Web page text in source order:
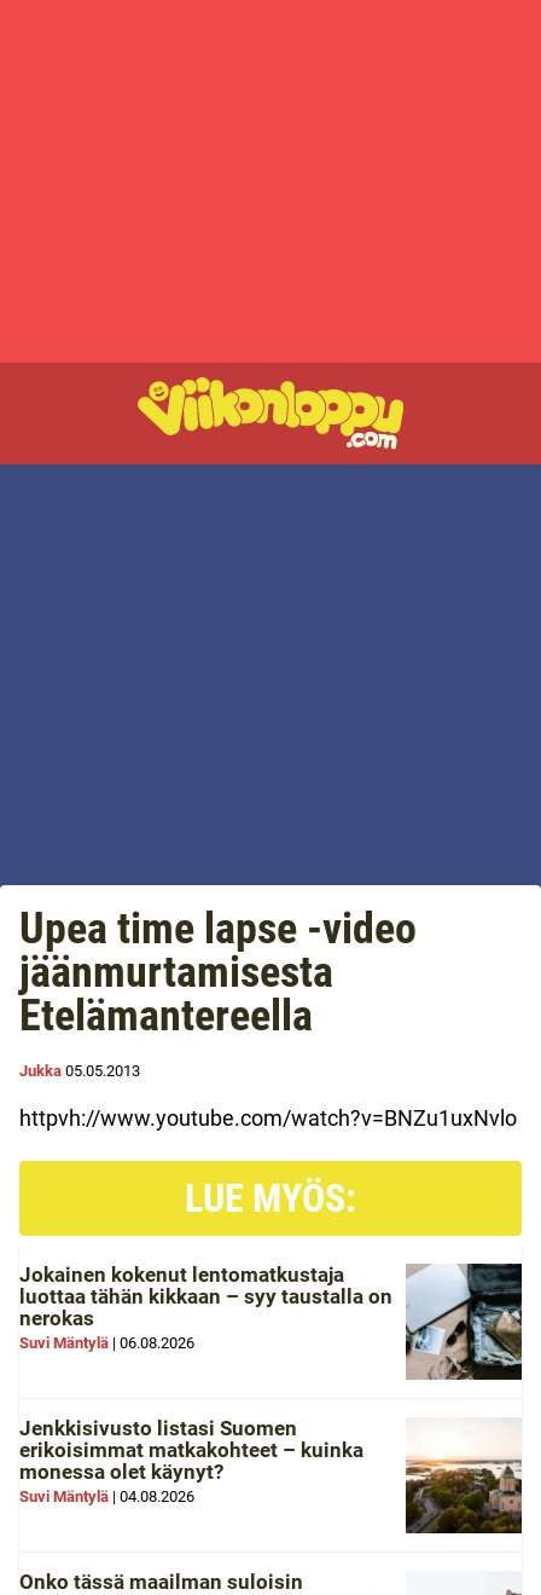
Upea time lapse -video
jäänmurtamisesta
Etelämantereella
Jukka 05.05.2013
httpvh://www.youtube.com/watch?v=BNZu1uxNvlo
LUE MYÖS:
Jokainen kokenut lentomatkustaja
luottaa tähän kikkaan – syy taustalla on
nerokas
Suvi Mäntylä | 06.08.2026
Jenkkisivusto listasi Suomen
erikoisimmat matkakohteet – kuinka
monessa olet käynyt?
Suvi Mäntylä | 04.08.2026
Onko tässä maailman suloisin